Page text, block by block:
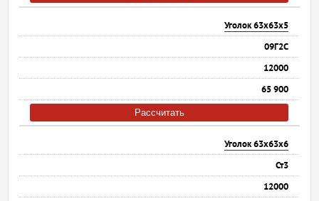
Уголок 63х63х5
09Г2С
12000
65 900
Рассчитать
Уголок 63х63х6
Ст3
12000